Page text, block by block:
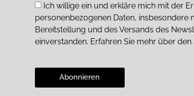
Ich willige ein und erkläre mich mit der
personenbezogenen Daten,
Bereitstellung und des Versands des
einverstanden. Erfahren Sie mehr über
Abonnieren